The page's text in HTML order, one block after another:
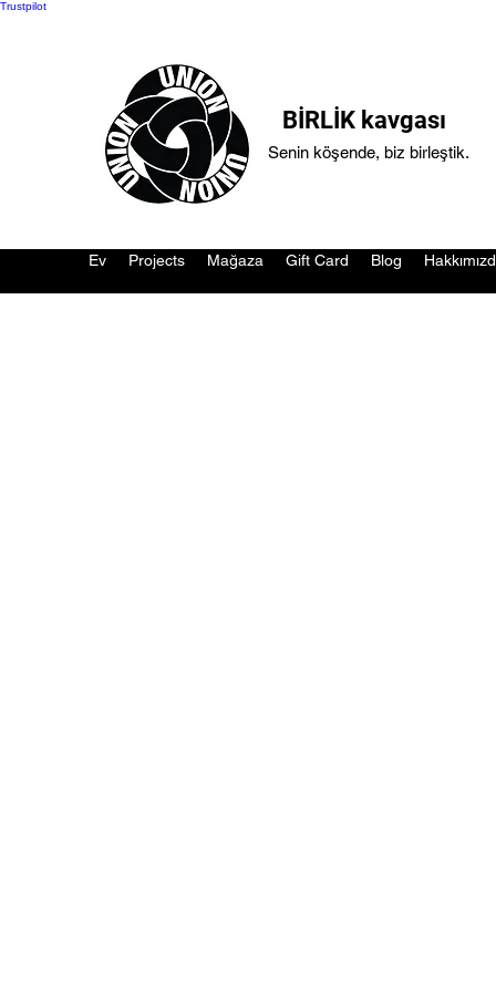
Trustpilot
BİRLİK kavgası
Senin köşende, biz birleştik.
Ev Projects Mağaza Gift Card Blog